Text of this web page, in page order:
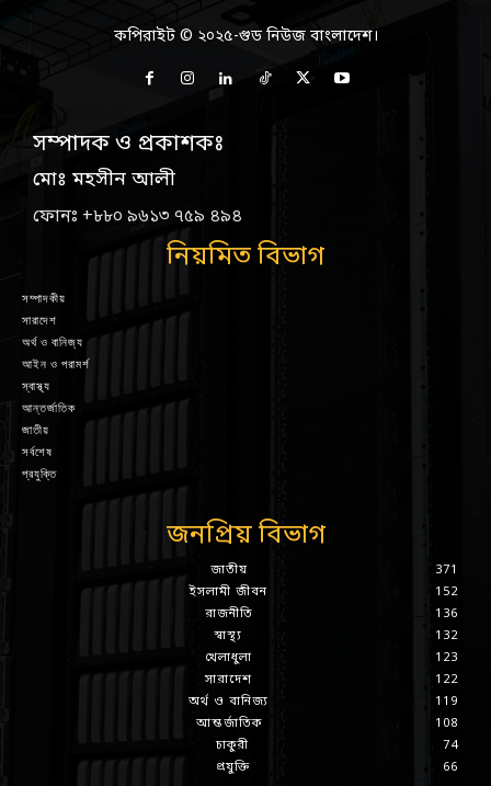
কপিরাইট © ২০২৫-গুড নিউজ বাংলাদেশ।
সম্পাদক ও প্রকাশকঃ
মোঃ মহসীন আলী
ফোনঃ +৮৮০ ৯৬১৩ ৭৫৯ ৪৯৪
নিয়মিত বিভাগ
সম্পাদকীয়
সারাদেশ
অর্থ ও বানিজ্য
আইন ও পরামর্শ
স্বাস্থ্য
আন্তর্জাতিক
জাতীয়
সর্বশেষ
প্রযুক্তি
জনপ্রিয় বিভাগ
জাতীয়
371
ইসলামী জীবন
152
রাজনীতি
136
স্বাস্থ্য
132
খেলাধুলা
123
সারাদেশ
122
অর্থ ও বানিজ্য
119
আন্তর্জাতিক
108
চাকুরী
74
প্রযুক্তি
66